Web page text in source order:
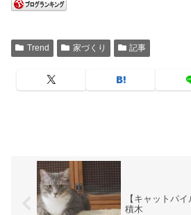
Trend 家づくり 記事
【キャットパ
積木